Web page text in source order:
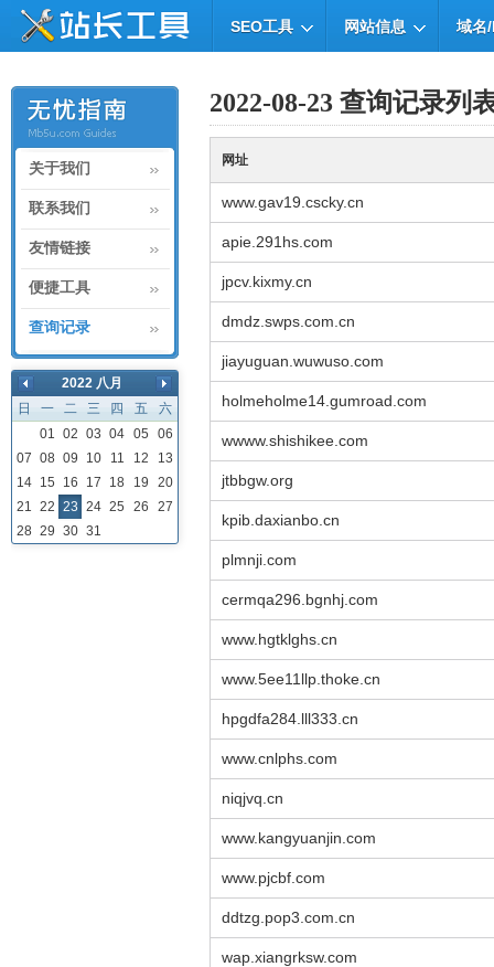
SEO工具 网站信息 域名
关于我们
联系我们
友情链接
便捷工具
查询记录
2022 八月
日
一 二 三 四 五
六
01 02 03 04 05
06
07 08 09 10 11 12
13
14
15 16 17 18 19
20
21 22 23 24 25 26
27
28 29 30 31
2022-08-23 查询记录列
网址
www.gav19.cscky.cn
apie.291hs.com
jpcv.kixmy.cn
dmdz.swps.com.cn
jiayuguan.wuwuso.com
holmeholme14.gumroad.com
wwww.shishikee.com
jtbbgw.org
kpib.daxianbo.cn
plmnji.com
cermqa296.bgnhj.com
www.hgtklghs.cn
www.5ee11llp.thoke.cn
hpgdfa284.lll333.cn
www.cnlphs.com
niqjvq.cn
www.kangyuanjin.com
www.pjcbf.com
ddtzg.pop3.com.cn
wap.xiangrksw.com